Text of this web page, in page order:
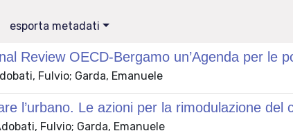
esporta metadati
Review OECD-Bergamo un’Agenda per le
Fulvio; Garda, Emanuele
l’urbano. Le azioni per la rimodulazione
Fulvio; Garda, Emanuele